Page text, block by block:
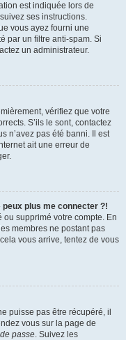
est indiquée lors de
ses instructions.
vous ayez fourni une
par un filtre anti-spam. Si
un administrateur.
vérifiez que votre
S’ils le sont, contactez
n’avez pas été banni. Il est
ait une erreur de
plus me connecter ?!
ou supprimé votre compte. En
membres ne postant pas
vous arrive, tentez de vous
puisse pas être récupéré, il
vous sur la page de
passe. Suivez les